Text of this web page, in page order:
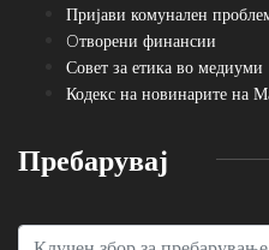
Пријави комунален
Oтворени финансии
Совет за етика во медиуми
Кодекс на новинарите на
Пребарувај